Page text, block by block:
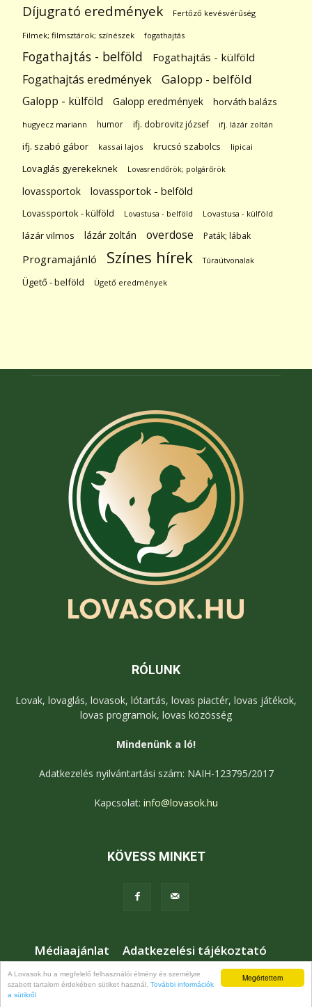
Megértettem
A Lovasok.hu a megfelelő felhasználói élmény és személyre
szabott tartalom érdekében sütiket használ. További információk
a sütikről
Díjugrató eredmények Fertőző kevésvérűség
Filmek; filmsztárok; színészek fogathajtás
Fogathajtás - belföld Fogathajtás - külföld
Fogathajtás eredmények Galopp - belföld
Galopp - külföld Galopp eredmények horváth balázs
hugyecz mariann humor ifj. dobrovitz józsef ifj. lázár zoltán
ifj. szabó gábor kassai lajos krucsó szabolcs lipicai
Lovaglás gyerekeknek Lovasrendőrök; polgárőrök
lovassportok lovassportok - belföld
Lovassportok - külföld Lovastusa - belföld Lovastusa - külföld
lázár vilmos lázár zoltán overdose Paták; lábak
Programajánló Színes hírek Túraútvonalak
Ügető - belföld Ügető eredmények
RÓLUNK
Lovak, lovaglás, lovasok, lótartás, lovas piactér, lovas játékok,
lovas programok, lovas közösség
Mindenünk a ló!
Adatkezelés nyilvántartási szám: NAIH-123795/2017
Kapcsolat: info@lovasok.hu
KÖVESS MINKET
Médiaajánlat
Adatkezelési tájékoztató
Jogi nyilatkozat
Karrier Kapcsolat
© Lovasok.hu